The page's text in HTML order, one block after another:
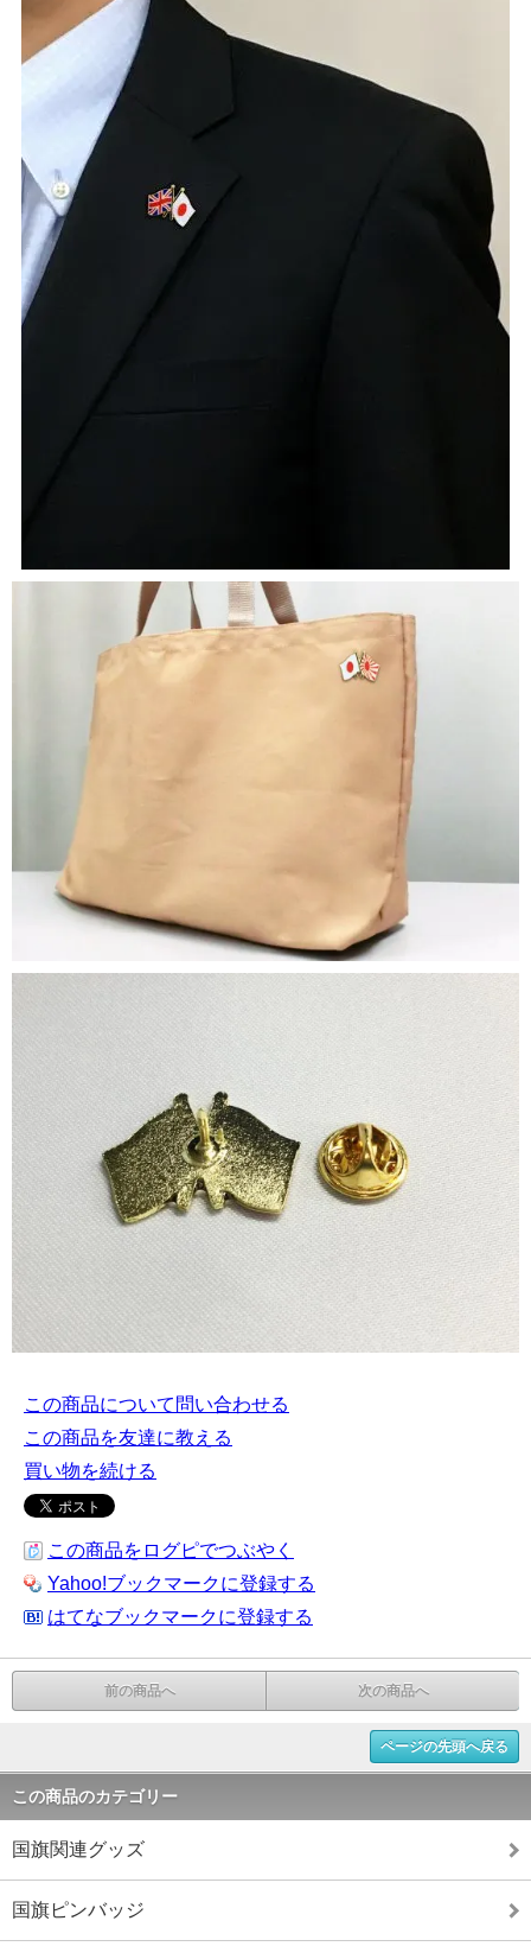
この商品について問い合わせる
この商品を友達に教える
買い物を続ける
この商品をログピでつぶやく
Yahoo!ブックマークに登録する
はてなブックマークに登録する
前の商品へ 次の商品へ
ページの先頭へ戻る
この商品のカテゴリー
国旗関連グッズ
国旗ピンバッジ